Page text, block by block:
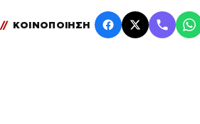
// ΚΟΙΝΟΠΟΙΗΣΗ